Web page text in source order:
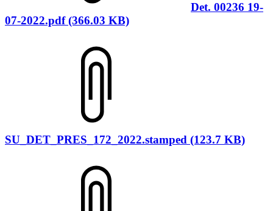
Det. 00236 19-
07-2022.pdf (366.03 KB)
SU_DET_PRES_172_2022.stamped (123.7 KB)